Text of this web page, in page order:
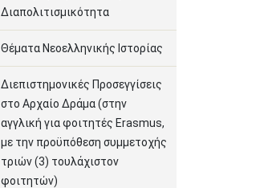
Διαπολιτισμικότητα
Θέματα Νεοελληνικής Ιστορίας
Διεπιστημονικές Προσεγγίσεις
στο Αρχαίο Δράμα (στην
αγγλική για φοιτητές Erasmus,
με την προϋπόθεση συμμετοχής
τριών (3) τουλάχιστον
φοιτητών)